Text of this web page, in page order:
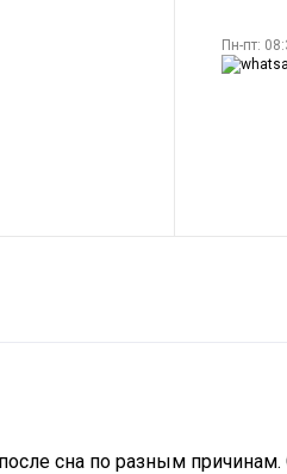
Пн-пт:
сна по разным